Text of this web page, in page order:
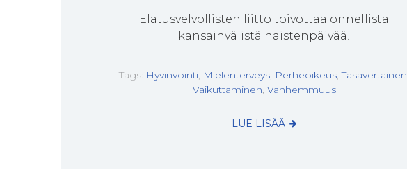
Elatusvelvollisten liitto toivottaa onnellista
kansainvälistä naistenpäivää!
Tags: Hyvinvointi, Mielenterveys, Perheoikeus,Tasavertainen
Vaikuttaminen, Vanhemmuus
LUE LISÄÄ